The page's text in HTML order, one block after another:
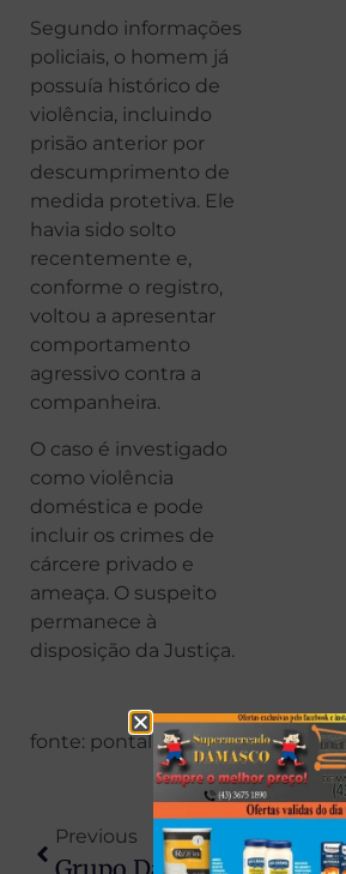
Segundo informações
policiais, o homem já
possuía histórico de
violência, incluindo
prisão anterior por
descumprimento de
medida protetiva. Ele
havia sido solto
recentemente e,
conforme o registro,
voltou a apresentar
comportamento
agressivo contra a
companheira.
O caso é investigado
como violência
doméstica e pode
incluir os crimes de
cárcere privado e
ameaça. O suspeito
permanece à
disposição da Justiça.
fonte: pontal news
Previous